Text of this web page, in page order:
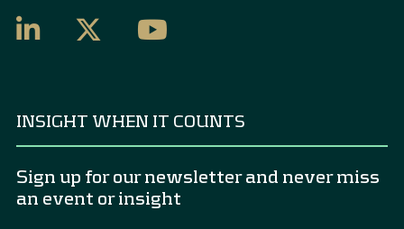
INSIGHT WHEN IT COUNTS
Sign up for our newsletter and never miss
an event or insight